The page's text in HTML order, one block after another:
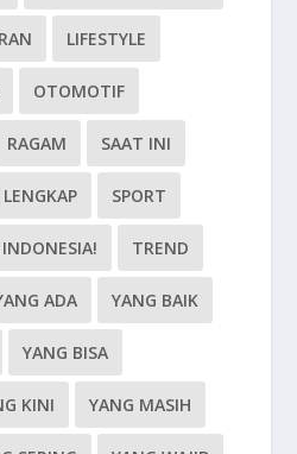
LIFESTYLE
OTOMOTIF
RAGAM SAAT INI
LENGKAP SPORT
TREND
ADA YANG BAIK
YANG BISA
KINI YANG MASIH